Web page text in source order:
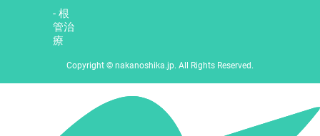
- 根
管治
療
Copyright © nakanoshika.jp. All Rights Reserved.